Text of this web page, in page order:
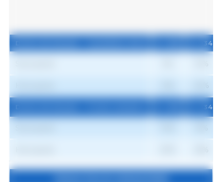
D. 134
Droits de douane - 3 premiers mois
D. 128 D. 134
D. 134